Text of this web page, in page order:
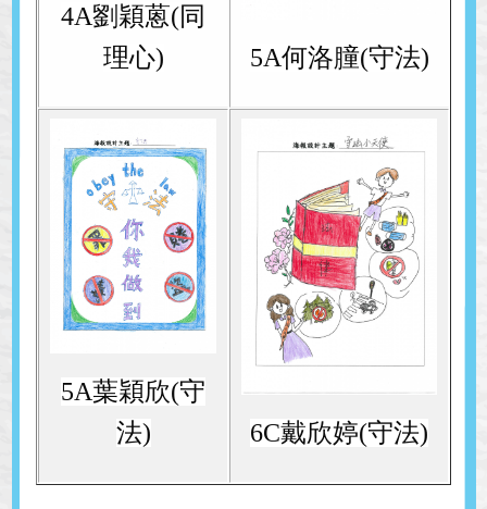
4A劉穎蒽(同
理心)
5A何洛膧(守法)
5A葉穎欣(守
法)
6C戴欣婷(守法)